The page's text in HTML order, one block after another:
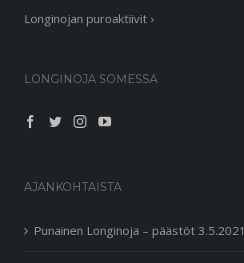
Longinojan puroaktiivit ›
LONGINOJA SOMESSA
AJANKOHTAISTA
Punainen Longinoja – päästöt 3.5.2021